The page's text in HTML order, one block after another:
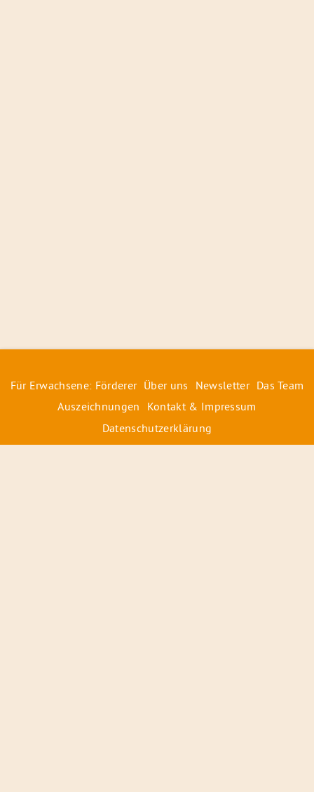
Für Erwachsene: Förderer Über uns Newsletter Das Team
Auszeichnungen
Kontakt & Impressum
Datenschutzerklärung